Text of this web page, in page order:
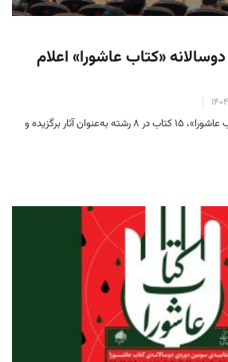
«کتاب عاشورا» اعلام
در سومین دوره‌ دوسالانه‌ «کتاب عاشورا»، ۱۵ کتاب در ۸ رشته به‌عنوان آثار برگزیده و